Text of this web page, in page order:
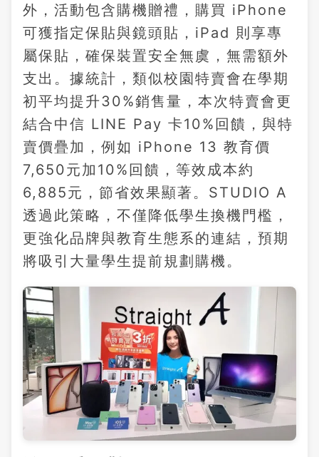
外，活動包含購機贈禮，購買 iPhone
可獲指定保貼與鏡頭貼，iPad 則享專
屬保貼，確保裝置安全無虞，無需額外
支出。據統計，類似校園特賣會在學期
初平均提升30%銷售量，本次特賣會更
結合中信 LINE Pay 卡10%回饋，與特
賣價疊加，例如 iPhone 13 教育價
7,650元加10%回饋，等效成本約
6,885元，節省效果顯著。STUDIO A
透過此策略，不僅降低學生換機門檻，
更強化品牌與教育生態系的連結，預期
將吸引大量學生提前規劃購機。